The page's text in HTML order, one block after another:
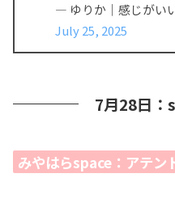
— ゆりか｜感じがい
July 25, 2025
7月28日
みやはらspace：アテン